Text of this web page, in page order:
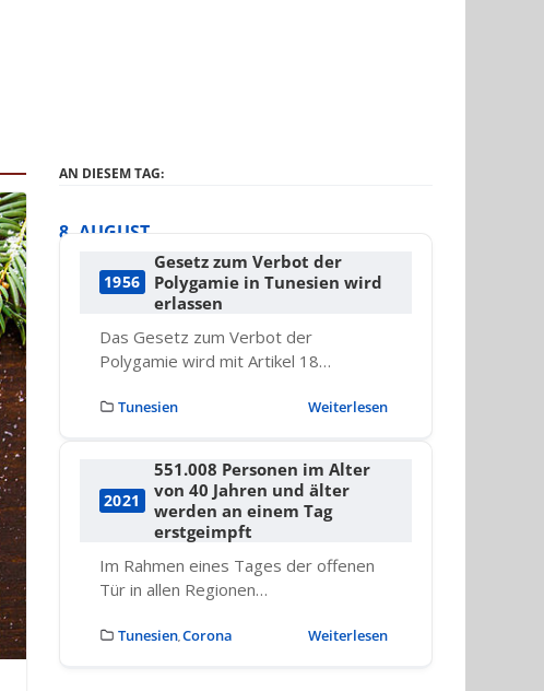
AN DIESEM TAG:
8. AUGUST
1956
Gesetz zum Verbot der
Polygamie in Tunesien wird
erlassen
Das Gesetz zum Verbot der
Polygamie wird mit Artikel 18…
Tunesien Weiterlesen
2021
551.008 Personen im Alter
von 40 Jahren und älter
werden an einem Tag
erstgeimpft
Im Rahmen eines Tages der offenen
Tür in allen Regionen…
Tunesien Corona Weiterlesen